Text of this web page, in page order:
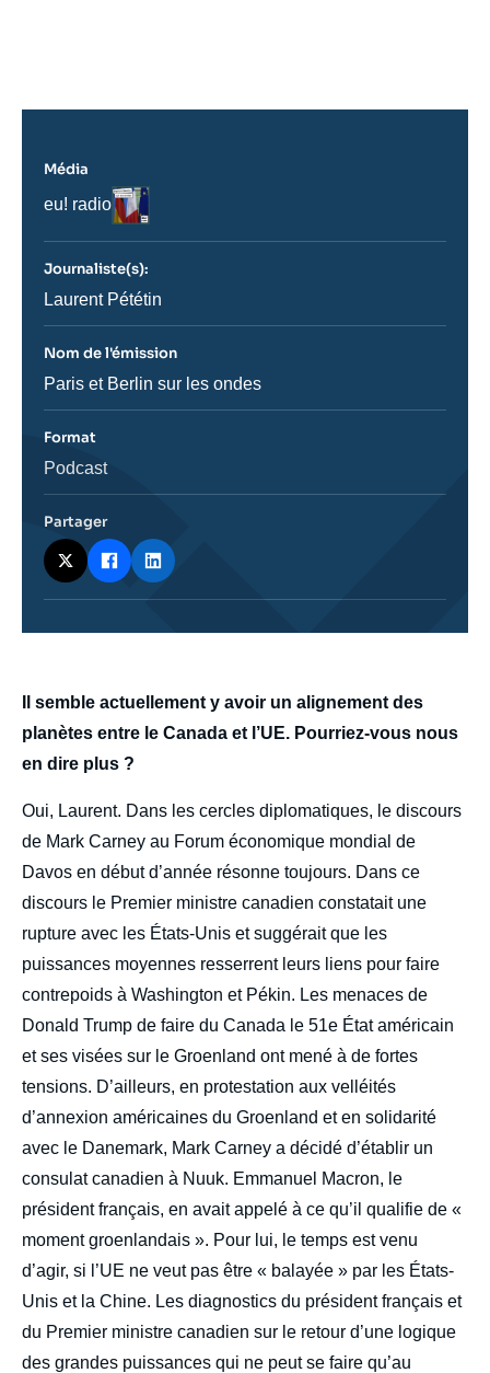
body
Il semble actuellement y avoir un alignement des
planètes entre le Canada et l’UE. Pourriez-vous nous
en dire plus ?
Oui, Laurent. Dans les cercles diplomatiques, le discours
de Mark Carney au Forum économique mondial de
Davos en début d’année résonne toujours. Dans ce
discours le Premier ministre canadien constatait une
rupture avec les États-Unis et suggérait que les
puissances moyennes resserrent leurs liens pour faire
contrepoids à Washington et Pékin. Les menaces de
Donald Trump de faire du Canada le 51e État américain
et ses visées sur le Groenland ont mené à de fortes
tensions. D’ailleurs, en protestation aux velléités
d’annexion américaines du Groenland et en solidarité
avec le Danemark, Mark Carney a décidé d’établir un
consulat canadien à Nuuk. Emmanuel Macron, le
président français, en avait appelé à ce qu’il qualifie de «
moment groenlandais ». Pour lui, le temps est venu
d’agir, si l’UE ne veut pas être « balayée » par les États-
Unis et la Chine. Les diagnostics du président français et
du Premier ministre canadien sur le retour d’une logique
des grandes puissances qui ne peut se faire qu’au
Média
Nom
journal,
ou
émission
eu! radio
Logo
Journaliste(s):
Journaliste
Laurent Pététin
Nom de l'émission
Nom
Paris et Berlin sur les ondes
Format
Catégorie
Podcast
Partager